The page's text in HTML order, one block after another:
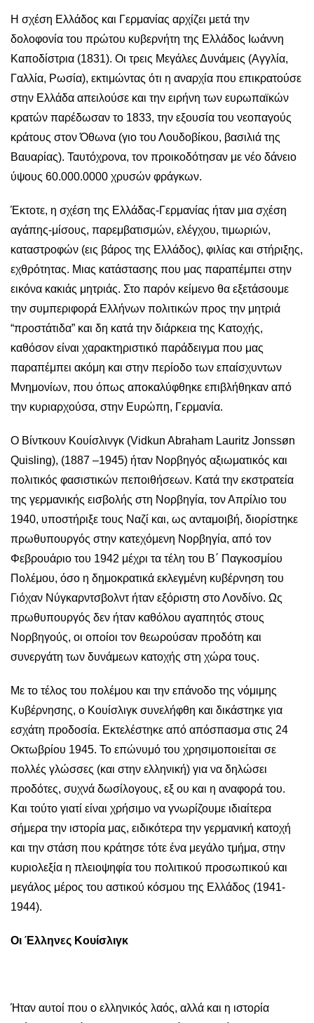
Η σχέση Ελλάδος και Γερμανίας αρχίζει μετά την
δολοφονία του πρώτου κυβερνήτη της Ελλάδος Ιωάννη
Καποδίστρια (1831). Οι τρεις Μεγάλες Δυνάμεις (Αγγλία,
Γαλλία, Ρωσία), εκτιμώντας ότι η αναρχία που επικρατούσε
στην Ελλάδα απειλούσε και την ειρήνη των ευρωπαϊκών
κρατών παρέδωσαν το 1833, την εξουσία του νεοπαγούς
κράτους στον Όθωνα (γιο του Λουδοβίκου, βασιλιά της
Βαυαρίας). Ταυτόχρονα, τον προικοδότησαν με νέο δάνειο
ύψους 60.000.0000 χρυσών φράγκων.
Έκτοτε, η σχέση της Ελλάδας-Γερμανίας ήταν μια σχέση
αγάπης-μίσους, παρεμβατισμών, ελέγχου, τιμωριών,
καταστροφών (εις βάρος της Ελλάδος), φιλίας και στήριξης,
εχθρότητας. Μιας κατάστασης που μας παραπέμπει στην
εικόνα κακιάς μητριάς. Στο παρόν κείμενο θα εξετάσουμε
την συμπεριφορά Ελλήνων πολιτικών προς την μητριά
“προστάτιδα” και δη κατά την διάρκεια της Κατοχής,
καθόσον είναι χαρακτηριστικό παράδειγμα που μας
παραπέμπει ακόμη και στην περίοδο των επαίσχυντων
Μνημονίων, που όπως αποκαλύφθηκε επιβλήθηκαν από
την κυριαρχούσα, στην Ευρώπη, Γερμανία.
Ο Βίντκουν Κουίσλινγκ (Vidkun Abraham Lauritz Jonssøn
Quisling), (1887 –1945) ήταν Νορβηγός αξιωματικός και
πολιτικός φασιστικών πεποιθήσεων. Κατά την εκστρατεία
της γερμανικής εισβολής στη Νορβηγία, τον Απρίλιο του
1940, υποστήριξε τους Ναζί και, ως ανταμοιβή, διορίστηκε
πρωθυπουργός στην κατεχόμενη Νορβηγία, από τον
Φεβρουάριο του 1942 μέχρι τα τέλη του Β΄ Παγκοσμίου
Πολέμου, όσο η δημοκρατικά εκλεγμένη κυβέρνηση του
Γιόχαν Νύγκαρντσβολντ ήταν εξόριστη στο Λονδίνο. Ως
πρωθυπουργός δεν ήταν καθόλου αγαπητός στους
Νορβηγούς, οι οποίοι τον θεωρούσαν προδότη και
συνεργάτη των δυνάμεων κατοχής στη χώρα τους.
Με το τέλος του πολέμου και την επάνοδο της νόμιμης
Κυβέρνησης, ο Κουίσλιγκ συνελήφθη και δικάστηκε για
εσχάτη προδοσία. Εκτελέστηκε από απόσπασμα στις 24
Οκτωβρίου 1945. Το επώνυμό του χρησιμοποιείται σε
πολλές γλώσσες (και στην ελληνική) για να δηλώσει
προδότες, συχνά δωσίλογους, εξ ου και η αναφορά του.
Και τούτο γιατί είναι χρήσιμο να γνωρίζουμε ιδιαίτερα
σήμερα την ιστορία μας, ειδικότερα την γερμανική κατοχή
και την στάση που κράτησε τότε ένα μεγάλο τμήμα, στην
κυριολεξία η πλειοψηφία του πολιτικού προσωπικού και
μεγάλος μέρος του αστικού κόσμου της Ελλάδος (1941-
1944).
Οι Έλληνες Κουίσλιγκ
Ήταν αυτοί που ο ελληνικός λαός, αλλά και η ιστορία